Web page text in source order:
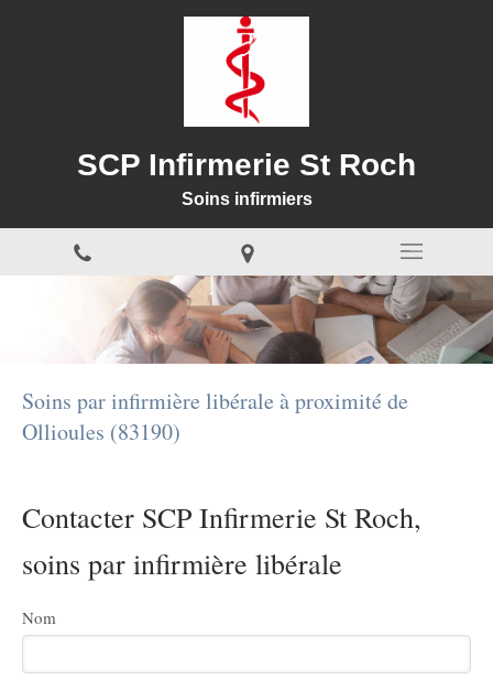
SCP Infirmerie St Roch
Soins infirmiers
Soins par infirmière libérale à proximité de
Ollioules (83190)
Contacter SCP Infirmerie St Roch,
soins par infirmière libérale
Nom